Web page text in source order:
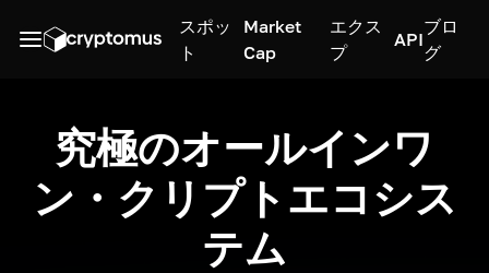
スポッ
ト
Market
Cap
エクス
プ
API
ブロ
グ
究極のオールインワ
ン・クリプトエコシス
テム